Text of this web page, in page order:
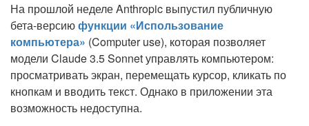
На прошлой неделе Anthropic выпустил публичную
бета-версиюфункции «Использование
компьютера» (Computer use), которая позволяет
модели Claude 3.5 Sonnet управлять компьютером:
просматривать экран, перемещать курсор, кликать по
кнопкам и вводить текст. Однако в приложении эта
возможность недоступна.